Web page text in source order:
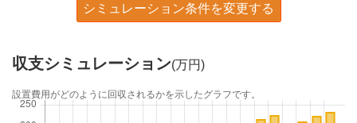
シミュレーション条件を変更する
収支シミュレーション(万円)
設置費用がどのように回収されるかを示したグラフです。